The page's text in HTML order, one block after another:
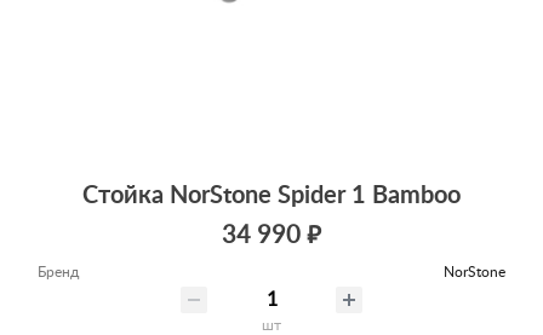
Стойка NorStone Spider 1 Bamboo
34 990 ₽
Бренд NorStone
шт